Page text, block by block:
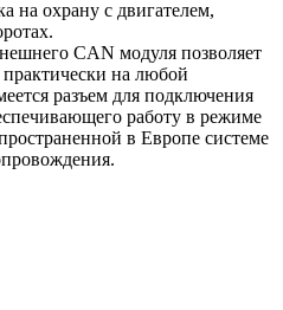
на охрану с двигателем,
CAN модуля позволяет
практически на любой
разъем для подключения
работу в режиме
в Европе системе